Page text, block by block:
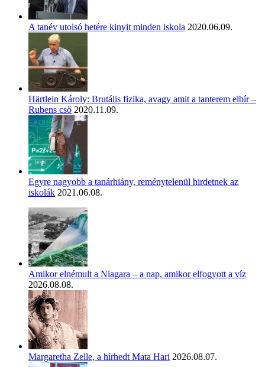
A tanév utolsó hetére kinyit minden iskola 2020.06.09.
Härtlein Károly: Brutális fizika, avagy amit a tanterem elbír –
Rubens cső 2020.11.09.
Egyre nagyobb a tanárhiány, reménytelenül hirdetnek az
iskolák 2021.06.08.
Amikor elnémult a Niagara – a nap, amikor elfogyott a víz
2026.08.08.
Margaretha Zelle, a hírhedt Mata Hari 2026.08.07.